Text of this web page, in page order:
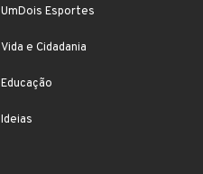
UmDois Esportes
Vida e Cidadania
Educação
Ideias